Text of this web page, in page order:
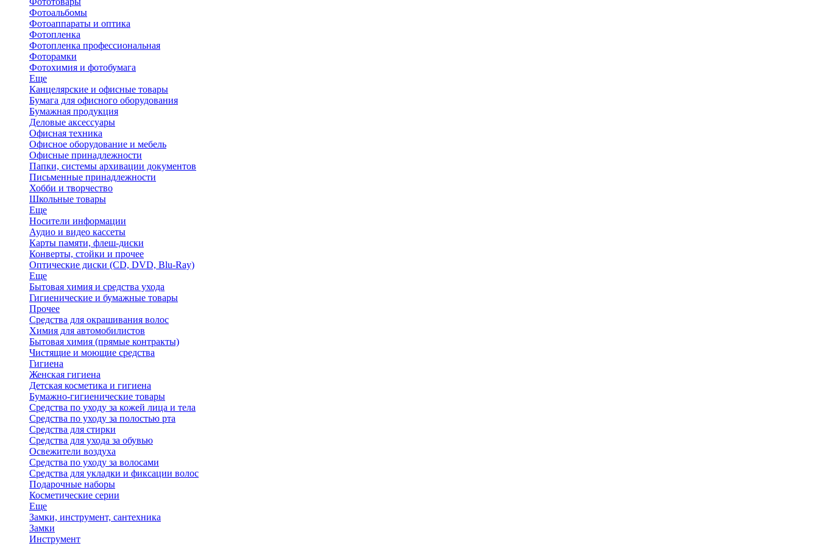
Фотоальбомы
Фотоаппараты и оптика
Фотопленка
Фотопленка профессиональная
Фоторамки
Фотохимия и фотобумага
Еще
Канцелярские и офисные товары
Бумага для офисного оборудования
Бумажная продукция
Деловые аксессуары
Офисная техника
Офисное оборудование и мебель
Офисные принадлежности
Папки, системы архивации документов
Письменные принадлежности
Хобби и творчество
Школьные товары
Еще
Носители информации
Аудио и видео кассеты
Карты памяти, флеш-диски
Конверты, стойки и прочее
Оптические диски (CD, DVD, Blu-Ray)
Еще
Бытовая химия и средства ухода
Гигиенические и бумажные товары
Прочее
Средства для окрашивания волос
Химия для автомобилистов
Бытовая химия (прямые контракты)
Чистящие и моющие средства
Гигиена
Женская гигиена
Детская косметика и гигиена
Бумажно-гигиенические товары
Средства по уходу за кожей лица и тела
Средства по уходу за полостью рта
Средства для стирки
Средства для ухода за обувью
Освежители воздуха
Средства по уходу за волосами
Средства для укладки и фиксации волос
Подарочные наборы
Косметические серии
Еще
Замки, инструмент, сантехника
Замки
Инструмент